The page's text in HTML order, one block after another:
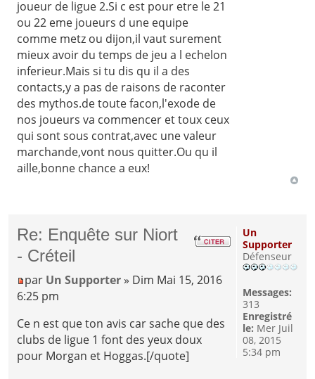
joueur de ligue 2.Si c est pour etre le 21
ou 22 eme joueurs d une equipe
comme metz ou dijon,il vaut surement
mieux avoir du temps de jeu a l echelon
inferieur.Mais si tu dis qu il a des
contacts,y a pas de raisons de raconter
des mythos.de toute facon,l'exode de
nos joueurs va commencer et toux ceux
qui sont sous contrat,avec une valeur
marchande,vont nous quitter.Ou qu il
aille,bonne chance a eux!
Re: Enquête sur Niort
- Créteil
par Un Supporter » Dim Mai 15, 2016
6:25 pm
Ce n est que ton avis car sache que des
clubs de ligue 1 font des yeux doux
pour Morgan et Hoggas.[/quote]
Un
Supporter
Défenseur
Messages:
313
Enregistré
le: Mer Juil
08, 2015
5:34 pm